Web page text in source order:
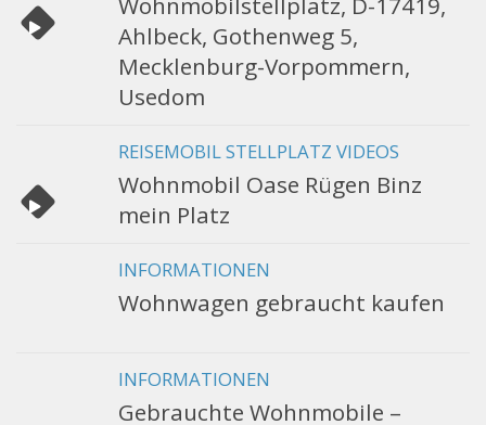
Ahlbeck, Gothenweg 5,
Mecklenburg-Vorpommern,
Usedom
REISEMOBIL STELLPLATZ VIDEOS
Wohnmobil Oase Rügen Binz
mein Platz
INFORMATIONEN
Wohnwagen gebraucht kaufen
INFORMATIONEN
Gebrauchte Wohnmobile –